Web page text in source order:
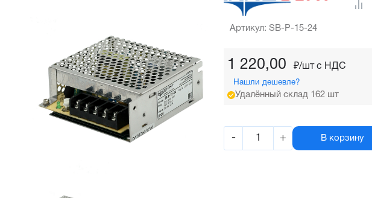
Артикул: SB-P-15-24
1 220,00 ₽/шт c НДС
Нашли дешевле?
Удалённый склад 162 шт
- + В корзину